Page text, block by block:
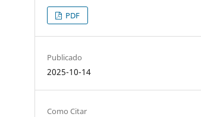
PDF
Publicado
2025-10-14
Como Citar